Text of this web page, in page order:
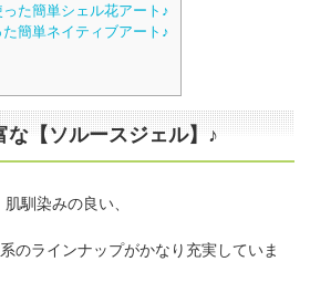
った簡単シェル花アート♪
た簡単ネイティブアート♪
な【ソルースジェル】♪
肌馴染みの良い、
のラインナップがかなり充実していま